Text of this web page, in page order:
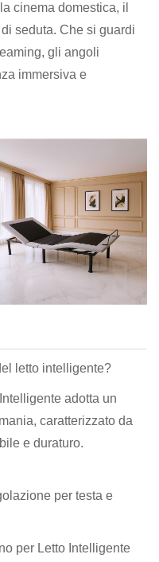
cinema domestica, il
seduta. Che si guardi
gli angoli
immersiva e
letto intelligente?
adotta un
caratterizzato da
e duraturo.
per testa e
per Letto Intelligente